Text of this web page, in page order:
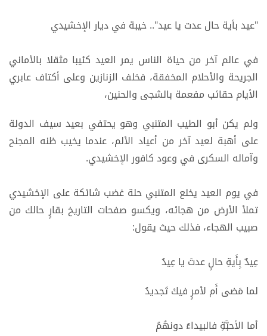
"عيد بأية حال عدت يا عيد".. خيبة في ديار الإخشيدي
في عالم آخر من حياة الناس يمر العيد كئيبا مثقلا بالأماني
الجريحة والأحلام المخفقة، فخلف الزنازين وعلى أكتاف عابري
الأيام حقائب مفعمة بالشجى والحنين،
ولم يكن أبو الطيب المتنبي وهو يحتفي بعيد سيف الدولة
على أهبة لعيد آخر من أعياد الألم، عندما يخيب ظنه المجنح
وآماله السكرى في وعود كافور الإخشيدي.
في يوم العيد يخلع المتنبي حلة غضب شائكة على الإخشيدي
تملأ الأرض من هجائه، ويكسو صفحات التاريخ بقارٍ حالك من
صبيب الهجاء، فذلك حيث يقول:
عِيدٌ بِأَيةِ حالٍ عدتَ يا عِيدُ
لما مَضى أَم لأمرٍ فيكَ تَجديدُ
أما الأحبَّةِ فالبيداءُ دونهُمُ